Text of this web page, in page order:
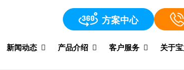
方案中心
新闻动态 产品介绍 客户服务 关于